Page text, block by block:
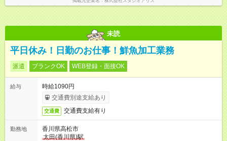
未読
平日休み！日勤のお仕事！鮮魚加工業務
派遣 ブランクOK WEB登録・面接OK
給与
時給1090円
交通費別途支給あり
交通費 交通費支給有り
勤務地
香川県高松市
太田(香川県)駅